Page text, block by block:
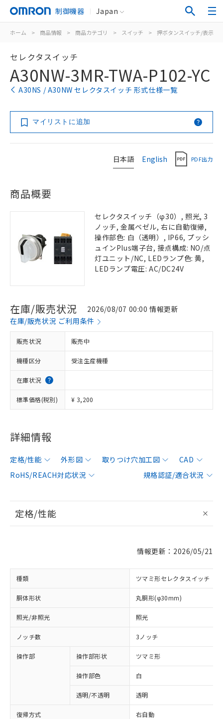
制御機器 Japan
ホーム > 商品情報 > 商品カテゴリ > スイッチ > 押ボタンスイッチ/表示灯
セレクタスイッチ
A30NW-3MR-TWA-P102-YC
A30NS / A30NW セレクタスイッチ 形式仕様一覧
マイリストに追加
日本語 English PDF出力
商品概要
セレクタスイッチ（φ30）, 照光, 3
ノッチ, 金属ベゼル, 右に自動復帰,
操作部色: 白（透明）, IP66, プッシ
ュインPlus端子台, 接点構成: NO/点
灯ユニット/NC, LEDランプ色: 黄,
LEDランプ電圧: AC/DC24V
在庫/販売状況
2026/08/07 00:00 情報更新
在庫/販売状況 ご利用条件
販売状況 販売中
機種区分 受注生産機種
在庫状況
標準価格(税別) ¥ 3,200
詳細情報
定格/性能 外形図 取りつけ穴加工図
CAD
RoHS/REACH対応状況
規格認証/適合状況
定格/性能
情報更新：2026/05/21
種類 ツマミ形セレクタスイッチ
胴体形状 丸胴形(φ30mm)
照光/非照光 照光
ノッチ数 3ノッチ
操作部 操作部形状 ツマミ形
操作部色 白
透明/不透明 透明
復帰方式 右自動